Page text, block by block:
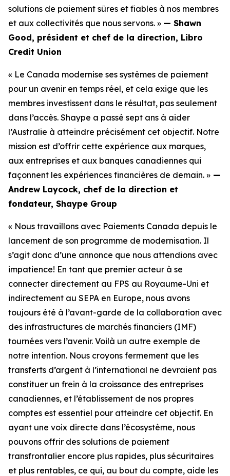
solutions de paiement sûres et fiables à nos membres
et aux collectivités que nous servons. » — Shawn
Good, président et chef de la direction, Libro
Credit Union
« Le Canada modernise ses systèmes de paiement
pour un avenir en temps réel, et cela exige que les
membres investissent dans le résultat, pas seulement
dans l’accès. Shaype a passé sept ans à aider
l’Australie à atteindre précisément cet objectif. Notre
mission est d’offrir cette expérience aux marques,
aux entreprises et aux banques canadiennes qui
façonnent les expériences financières de demain. » —
Andrew Laycock, chef de la direction et
fondateur, Shaype Group
« Nous travaillons avec Paiements Canada depuis le
lancement de son programme de modernisation. Il
s’agit donc d’une annonce que nous attendions avec
impatience! En tant que premier acteur à se
connecter directement au FPS au Royaume-Uni et
indirectement au SEPA en Europe, nous avons
toujours été à l’avant-garde de la collaboration avec
des infrastructures de marchés financiers (IMF)
tournées vers l’avenir. Voilà un autre exemple de
notre intention. Nous croyons fermement que les
transferts d’argent à l’international ne devraient pas
constituer un frein à la croissance des entreprises
canadiennes, et l’établissement de nos propres
comptes est essentiel pour atteindre cet objectif. En
ayant une voix directe dans l’écosystème, nous
pouvons offrir des solutions de paiement
transfrontalier encore plus rapides, plus sécuritaires
et plus rentables, ce qui, au bout du compte, aide les